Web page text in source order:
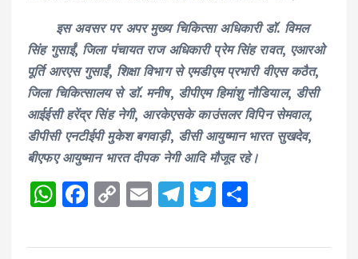
इस अवसर पर अपर मुख्य चिकित्सा अधिकारी डॉ. विमल
सिंह गुसाईं, जिला पंचायत राज अधिकारी प्रेम सिंह रावत, एआरओ
पूर्ति आरएस गुसाईं, शिक्षा विभाग से एमडीएम प्रभारी वीएस कठैत,
जिला चिकित्सालय से डॉ. मनीष, डीपीएम हिमांशु नौडियाल, डीसी
आईईसी हरेंद्र सिंह नेगी, आरकेएसके काउंसलर विपिन सेमवाल,
डीपीसी एनटीईपी मुकेश बगवाड़ी, डीसी आयुष्मान भारत सुखदेव,
बीएफए आयुष्मान भारत दीपक नेगी आदि मौजूद रहे।
W
a
F
c
C
p
E
ai
T
e
T
it a